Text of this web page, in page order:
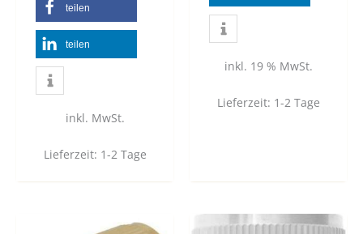
teilen
teilen
inkl. MwSt.
Lieferzeit: 1-2 Tage
inkl. 19 % MwSt.
Lieferzeit: 1-2 Tage